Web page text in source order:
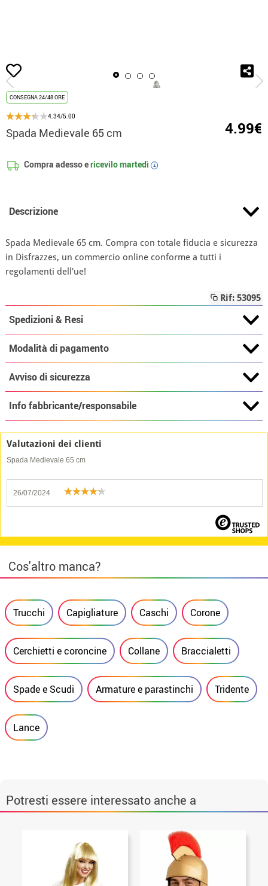
Inizio Spada Medievale 65 cm
CONSEGNA 24/48 ORE
4.34/5.00
Spada Medievale 65 cm 4.99€
Compra adesso ericevilomartedì i
Descrizione
Spada Medievale 65 cm. Compra con totale fiducia e sicurezza
in Disfrazzes, un commercio online conforme a tutti i
regolamenti dell'ue!
Rif: 53095
Spedizioni & Resi
Modalità di pagamento
Avviso di sicurezza
Info fabbricante/responsabile
Valutazioni dei clienti
Spada Medievale 65 cm
26/07/2024
Cos'altro manca?
Trucchi Capigliature Caschi Corone
Cerchietti e coroncine Collane Braccialetti
Spade e Scudi Armature e parastinchi Tridente
Lance
Potresti essere interessato anche a